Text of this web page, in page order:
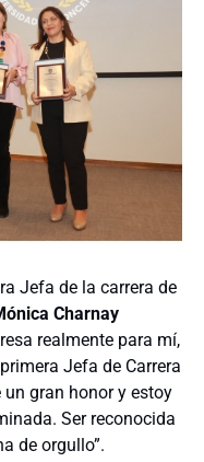
Jefa de la carrera de
Charnay
realmente para mí,
Jefa de Carrera
gran honor y estoy
Ser reconocida
de orgullo”.